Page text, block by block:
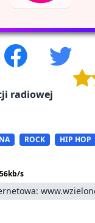
radiowej
ROCK HIP HOP
s